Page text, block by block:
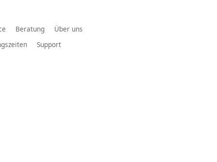
Beratung
Über uns
Support